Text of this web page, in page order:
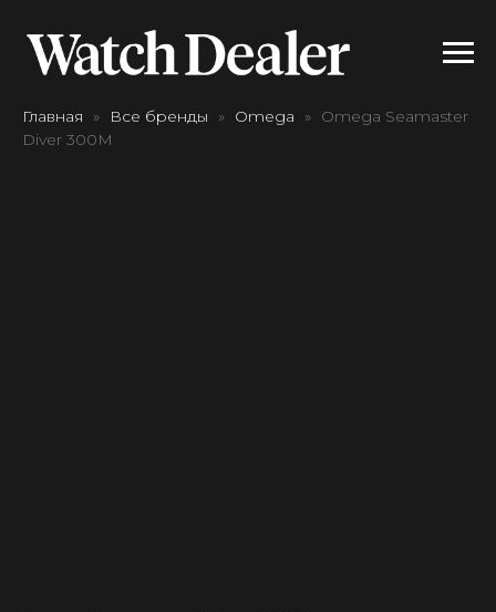
Главная Все бренды Omega
Omega Seamaster
Diver 300M